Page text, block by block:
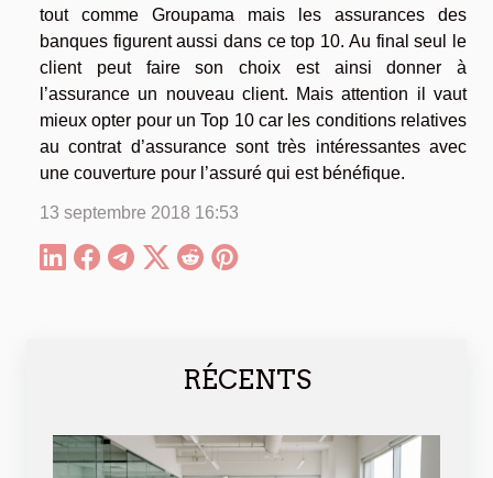
RÉCENTS
tout comme Groupama mais les assurances des
banques figurent aussi dans ce top 10. Au final seul le
client peut faire son choix est ainsi donner à
l’assurance un nouveau client. Mais attention il vaut
mieux opter pour un Top 10 car les conditions relatives
au contrat d’assurance sont très intéressantes avec
une couverture pour l’assuré qui est bénéfique.
13 septembre 2018 16:53